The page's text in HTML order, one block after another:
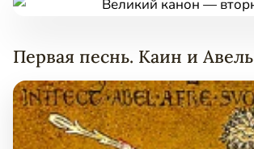
Первая песнь. Каин и Авель